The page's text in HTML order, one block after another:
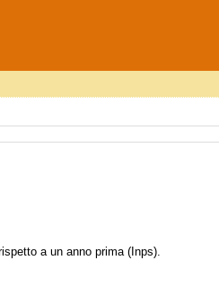
a un anno prima (Inps).